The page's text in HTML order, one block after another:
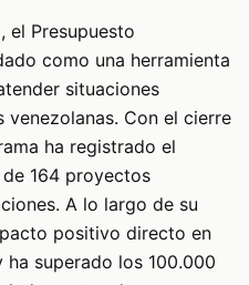
el Presupuesto
como una herramienta
situaciones
Con el cierre
ha registrado el
164 proyectos
A lo largo de su
positivo directo en
superado los 100.000